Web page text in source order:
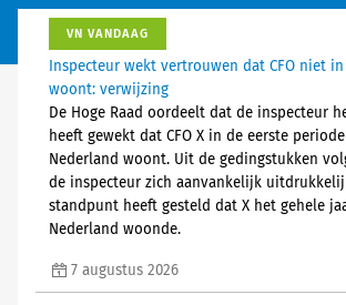
VN VANDAAG
Inspecteur wekt vertrouwen dat CFO niet
woont: verwijzing
De Hoge Raad oordeelt dat de inspecteur
heeft gewekt dat CFO X in de eerste
Nederland woont. Uit de gedingstukken
de inspecteur zich aanvankelijk
standpunt heeft gesteld dat X het gehele
Nederland woonde.
7 augustus 2026